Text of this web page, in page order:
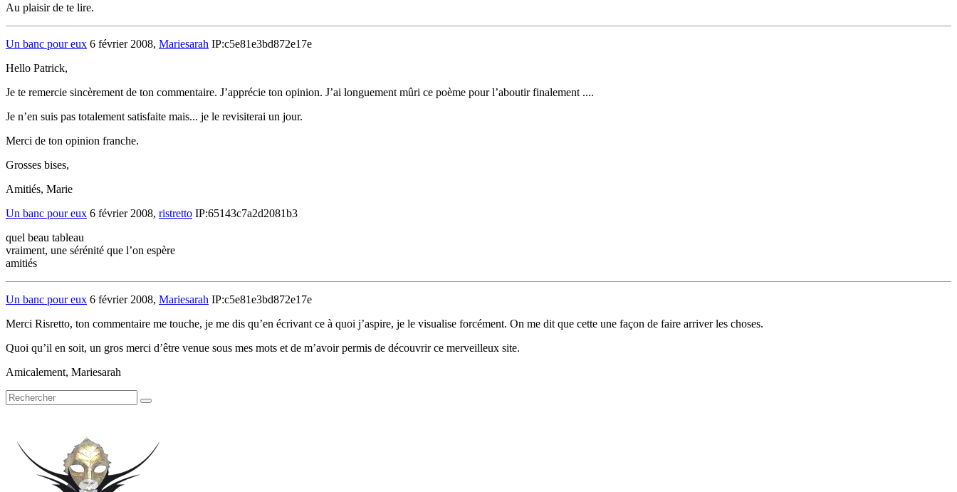
Au plaisir de te lire.
Un banc pour eux 6 février 2008, Mariesarah IP:c5e81e3bd872e17e
Hello Patrick,
Je te remercie sincèrement de ton commentaire. J’apprécie ton opinion. J’ai longuement mûri ce poème pour l’aboutir finalement ....
Je n’en suis pas totalement satisfaite mais... je le revisiterai un jour.
Merci de ton opinion franche.
Grosses bises,
Amitiés, Marie
Un banc pour eux 6 février 2008, ristretto IP:65143c7a2d2081b3
quel beau tableau
vraiment, une sérénité que l’on espère
amitiés
Un banc pour eux 6 février 2008, Mariesarah IP:c5e81e3bd872e17e
Merci Risretto, ton commentaire me touche, je me dis qu’en écrivant ce à quoi j’aspire, je le visualise forcément. On me dit que cette une façon de faire arriver les choses.
Quoi qu’il en soit, un gros merci d’être venue sous mes mots et de m’avoir permis de découvrir ce merveilleux site.
Amicalement, Mariesarah